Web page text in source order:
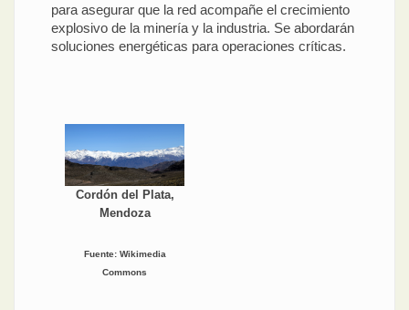
para asegurar que la red acompañe el crecimiento
explosivo de la minería y la industria. Se abordarán
soluciones energéticas para operaciones críticas.
Cordón del Plata,
Mendoza
Fuente: Wikimedia
Commons